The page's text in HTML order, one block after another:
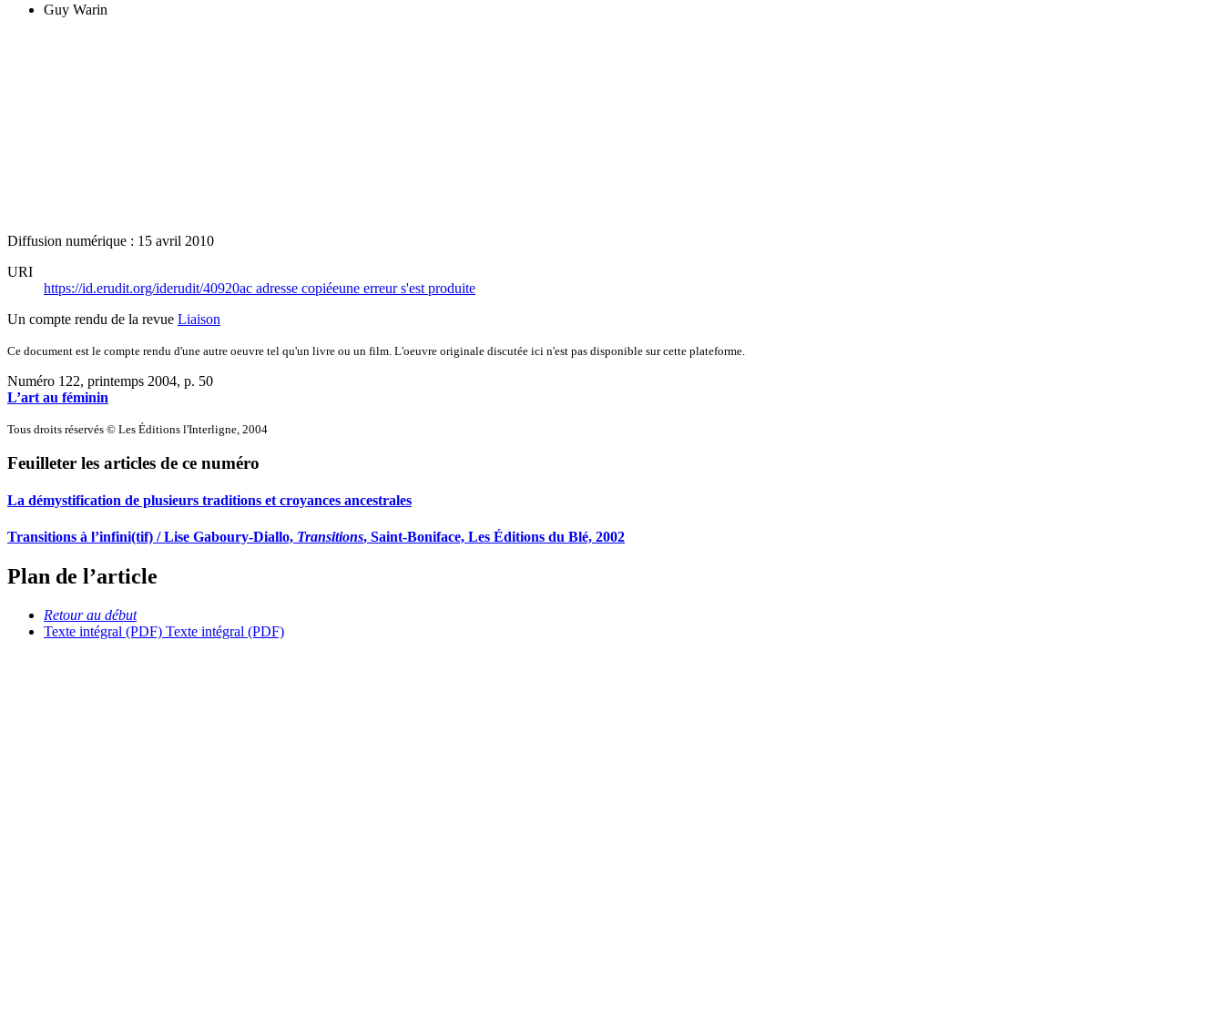
Guy Warin
Diffusion numérique : 15 avril 2010
URI
https://id.erudit.org/iderudit/40920ac adresse copiéeune erreur s'est produite
Un compte rendu de la revue Liaison
Ce document est le compte rendu d'une autre oeuvre tel qu'un livre ou un film. L'oeuvre originale discutée ici n'est pas disponible sur cette plateforme.
Numéro 122, printemps 2004, p. 50
L’art au féminin
Tous droits réservés © Les Éditions l'Interligne, 2004
Feuilleter les articles de ce numéro
La démystification de plusieurs traditions et croyances ancestrales
Transitions à l’infini(tif) / Lise Gaboury-Diallo, Transitions, Saint-Boniface, Les Éditions du Blé, 2002
Plan de l’article
Retour au début
Texte intégral (PDF) Texte intégral (PDF)